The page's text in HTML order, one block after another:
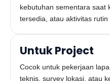
kebutuhan sementara saat
tersedia, atau aktivitas rutin
Untuk Project
Cocok untuk pekerjaan
teknis, survey lokasi, atau